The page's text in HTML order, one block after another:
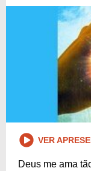
VER
Deus me ama